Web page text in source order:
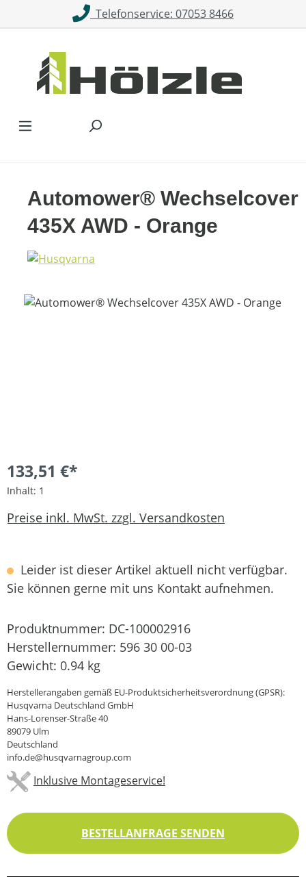
Zum Hauptinhalt springenTelefonservice: 07053 8466
Automower® Wechselcover
435X AWD - Orange
Bildergalerie überspringen
133,51 €*
Inhalt: 1
Preise inkl. MwSt. zzgl. Versandkosten
Leider ist dieser Artikel aktuell nicht verfügbar.
Sie können gerne mit uns Kontakt aufnehmen.
Produktnummer: DC-100002916
Herstellernummer: 596 30 00-03
Gewicht: 0.94 kg
Herstellerangaben gemäß EU-Produktsicherheitsverordnung (GPSR):
Husqvarna Deutschland GmbH
Hans-Lorenser-Straße 40
89079 Ulm
Deutschland
info.de@husqvarnagroup.com
Inklusive Montageservice!
BESTELLANFRAGE SENDEN